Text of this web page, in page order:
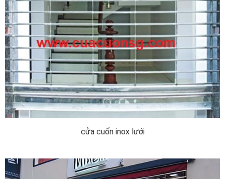
cửa cuốn inox lưới